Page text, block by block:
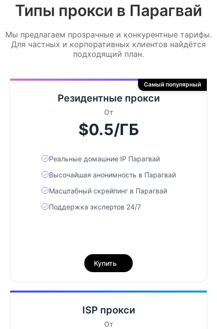
Типы прокси в Парагвай
Мы предлагаем прозрачные и конкурентные тарифы.
Для частных и корпоративных клиентов найдётся
подходящий план.
Резидентные прокси
От
$0.5/ГБ
Реальные домашние IP Парагвай
Высочайшая анонимность в Парагвай
Масштабный скрейпинг в Парагвай
Поддержка экспертов 24/7
Самый популярный
Купить
ISP прокси
От